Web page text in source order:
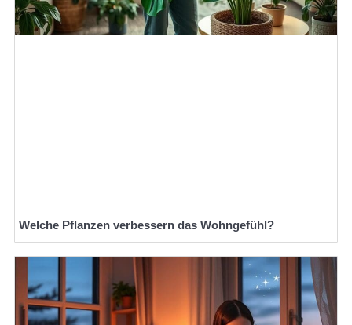
Welche Pflanzen verbessern das Wohngefühl?